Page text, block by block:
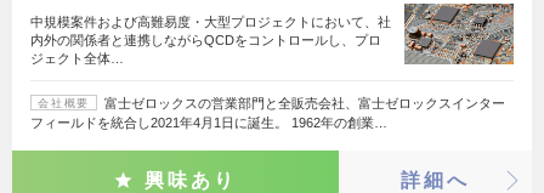
中規模案件および高難易度・大型プロジェクトにおいて、社
内外の関係者と連携しながらQCDをコントロールし、プロ
ジェクト全体…
会社概要
富士ゼロックスの営業部門と全販売会社、富士ゼロックスインター
フィールドを統合し2021年4月1日に誕生。 1962年の創業…
興味あり 詳細へ